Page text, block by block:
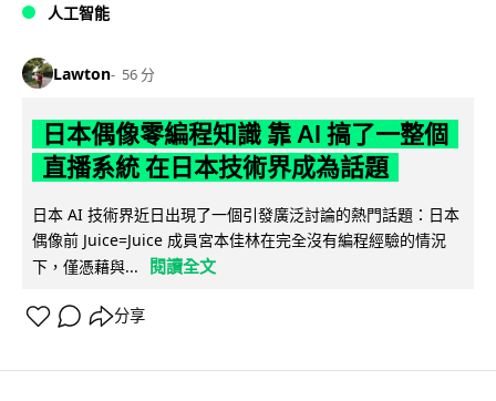
人工智能
Lawton 56 分
日本偶像零編程知識 靠 AI 搞了一整個
直播系統 在日本技術界成為話題
日本 AI 技術界近日出現了一個引發廣泛討論的熱門話題：日本
偶像前 Juice=Juice 成員宮本佳林在完全沒有編程經驗的情況
下，僅憑藉與...
閱讀全文
分享